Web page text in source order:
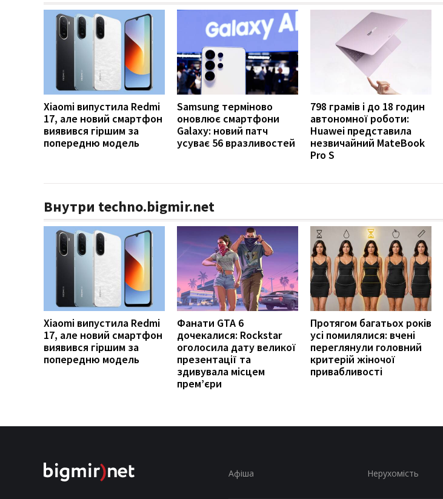
Xiaomi випустила Redmi
17, але новий смартфон
виявився гіршим за
попередню модель
Samsung терміново
оновлює смартфони
Galaxy: новий патч
усуває 56 вразливостей
798 грамів і до 18 годин
автономної роботи:
Huawei представила
незвичайний MateBook
Pro S
Внутри techno.bigmir.net
Xiaomi випустила Redmi
17, але новий смартфон
виявився гіршим за
попередню модель
Фанати GTA 6
дочекалися: Rockstar
оголосила дату великої
презентації та
здивувала місцем
прем’єри
Протягом багатьох років
усі помилялися: вчені
переглянули головний
критерій жіночої
привабливості
Афіша Нерухомість